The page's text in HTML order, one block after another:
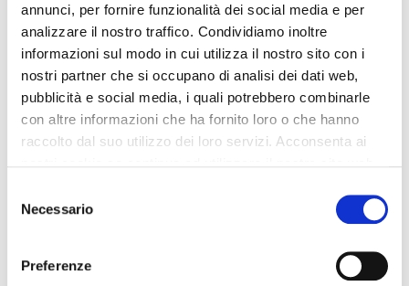
annunci, per fornire funzionalità dei social media e per
analizzare il nostro traffico. Condividiamo inoltre
informazioni sul modo in cui utilizza il nostro sito con i
nostri partner che si occupano di analisi dei dati web,
pubblicità e social media, i quali potrebbero combinarle
con altre informazioni che ha fornito loro o che hanno
raccolto dal suo utilizzo dei loro servizi. Acconsenta ai
delNecessario
Preferenze
Discover Valencia
Valencia is a medium-sized port city (the third largest city in
Spain) and industrial area on the Costa del Azahar in Spain. It
is the capital of the Autonomous Community of Valencia and
the province of Valencia. The cities population is the third
largest afterMadridandBarcelona. The population of the
metropolitan area was 1,623,724 as of 2005 estimates.
Valencia has a Mediterranean climate, with warm dry
Museums in Valencia:
Almudín (showcasing art and
archaeology), Ciudad de las Artes y las Ciencias, Instituto
Arroz, Museo Fallero & Museo Del Artista Fallero, Museo De